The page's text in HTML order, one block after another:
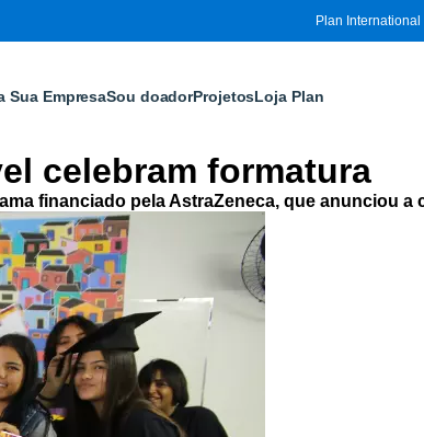
Plan International
Sua EmpresaSou doadorProjetosLoja Plan
celebram formatura
financiado pela AstraZeneca, que anunciou a